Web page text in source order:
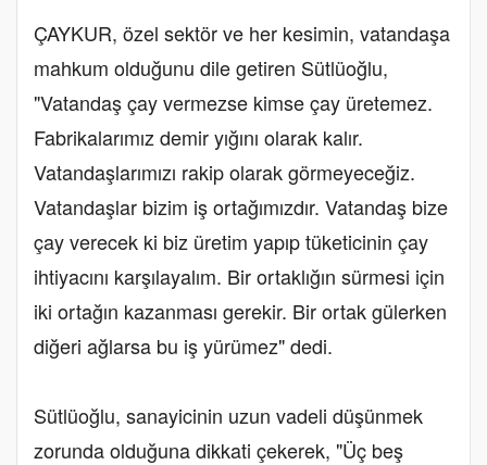
ÇAYKUR, özel sektör ve her kesimin, vatandaşa
mahkum olduğunu dile getiren Sütlüoğlu,
"Vatandaş çay vermezse kimse çay üretemez.
Fabrikalarımız demir yığını olarak kalır.
Vatandaşlarımızı rakip olarak görmeyeceğiz.
Vatandaşlar bizim iş ortağımızdır. Vatandaş bize
çay verecek ki biz üretim yapıp tüketicinin çay
ihtiyacını karşılayalım. Bir ortaklığın sürmesi için
iki ortağın kazanması gerekir. Bir ortak gülerken
diğeri ağlarsa bu iş yürümez" dedi.
Sütlüoğlu, sanayicinin uzun vadeli düşünmek
zorunda olduğuna dikkati çekerek, "Üç beş